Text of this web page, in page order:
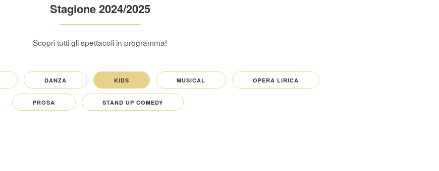
Stagione 2024/2025
Scopri tutti gli spettacoli in programma!
DANZA KIDS MUSICAL OPERA LIRICA
PROSA STAND UP COMEDY